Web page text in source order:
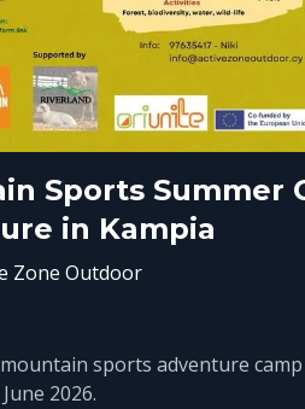
Sports Summer
in Kampia
Zone Outdoor
sports adventure
2026.